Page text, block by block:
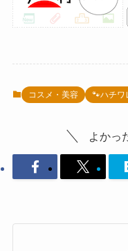
コスメ・美容 🐾ハチワ
よかっ